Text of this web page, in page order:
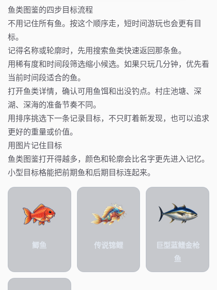
鱼类图鉴的四步目标流程
不用记住所有鱼。按这个顺序走，短时间游玩也会更有目
标。
记得名称或轮廓时，先用搜索鱼类快速返回那条鱼。
用稀有度和时间段筛选缩小候选。如果只玩几分钟，优先看
当前时间段适合的鱼。
打开鱼类详情，确认可用鱼饵和出没钓点。村庄池塘、深
湖、深海的准备节奏不同。
用排序挑选下一条记录目标，不只盯着新发现，也可以追求
更好的重量或价值。
用图片记住目标
鱼类图鉴打开得越多，颜色和轮廓会比名字更先进入记忆。
小型目标格能把前期鱼和后期目标连起来。
鲫鱼 传说锦鲤
巨型蓝鳍金枪
鱼